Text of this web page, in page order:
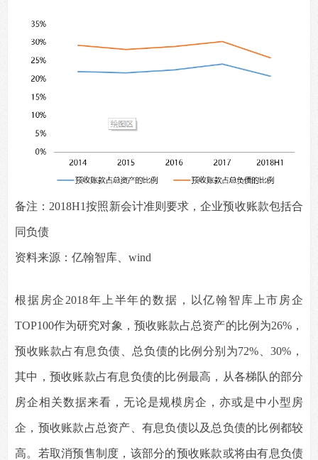
备注：2018H1按照新会计准则要求，企业预收账款包括合
同负债
资料来源：亿翰智库、wind
根据房企2018年上半年的数据，以亿翰智库上市房企
TOP100作为研究对象，预收账款占总资产的比例为26%，
预收账款占有息负债、总负债的比例分别为72%、30%，
其中，预收账款占有息负债的比例最高，从各梯队的部分
房企相关数据来看，无论是规模房企，亦或是中小型房
企，预收账款占总资产、有息负债以及总负债的比例都较
高。若取消预售制度，该部分的预收账款或将由有息负债